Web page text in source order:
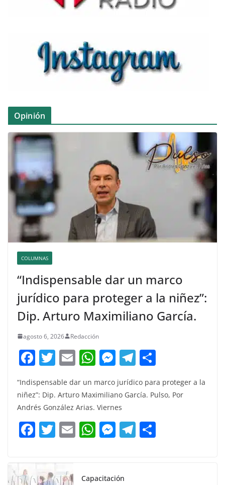
Opinión
COLUMNAS
“Indispensable dar un marco
jurídico para proteger a la niñez”:
Dip. Arturo Maximiliano García.
agosto 6, 2026 Redacción
F
c
e
b
o
k
T
w
itt
er
E
ai
l
W
at
s
A
p
M
e
ss
e
n
g
T
e
a
m
m
“Indispensable dar un marco jurídico para proteger a la
niñez”: Dip. Arturo Maximiliano García. Pulso, Por
Andrés González Arias. Viernes
F
c
e
T
itt
er
E W
s
M
e
T
Capacitación